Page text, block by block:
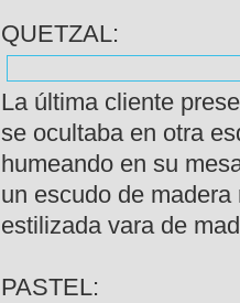
QUETZAL:
La última cliente
se ocultaba en otra
humeando en su
un escudo de
estilizada vara de
PASTEL: